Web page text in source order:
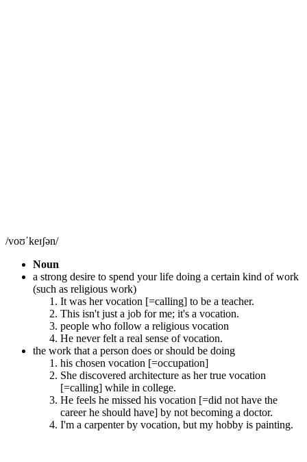
/voʊˈkeɪʃən/
Noun
a strong desire to spend your life doing a certain kind of work
(such as religious work)
It was her vocation [=calling] to be a teacher.
This isn't just a job for me; it's a vocation.
people who follow a religious vocation
He never felt a real sense of vocation.
the work that a person does or should be doing
his chosen vocation [=occupation]
She discovered architecture as her true vocation
[=calling] while in college.
He feels he missed his vocation [=did not have the
career he should have] by not becoming a doctor.
I'm a carpenter by vocation, but my hobby is painting.